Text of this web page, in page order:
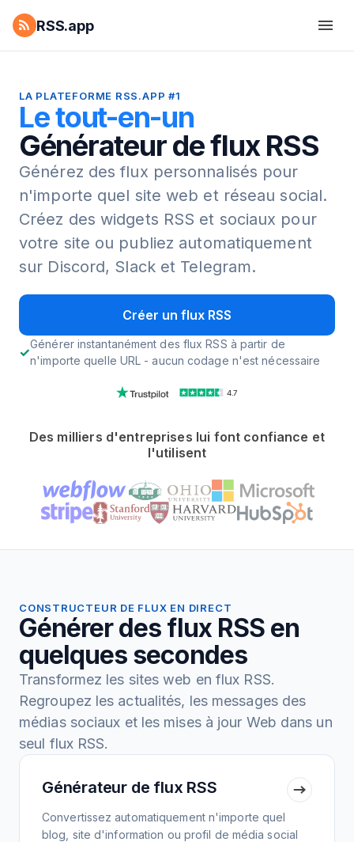
RSS.app
LA PLATEFORME RSS.APP #1
Le tout-en-un
Générateur de flux RSS
Générez des flux personnalisés pour
n'importe quel site web et réseau social.
Créez des widgets RSS et sociaux pour
votre site ou publiez automatiquement
sur Discord, Slack et Telegram.
Créer un flux RSS
Générer instantanément des flux RSS à partir de
n'importe quelle URL - aucun codage n'est nécessaire
4.7
Des milliers d'entreprises lui font confiance et
l'utilisent
CONSTRUCTEUR DE FLUX EN DIRECT
Générer des flux RSS en
quelques secondes
Transformez les sites web en flux RSS.
Regroupez les actualités, les messages des
médias sociaux et les mises à jour Web dans un
seul flux RSS.
Générateur de flux RSS
Convertissez automatiquement n'importe quel
blog, site d'information ou profil de média social